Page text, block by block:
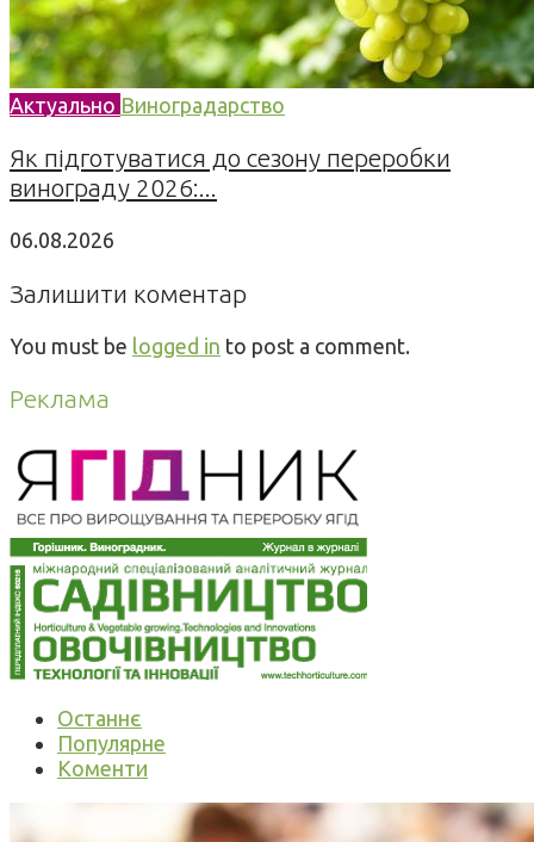
Актуально Виноградарство
Як підготуватися до сезону переробки
винограду 2026:...
06.08.2026
Залишити коментар
You must be logged in to post a comment.
Реклама
Останнє
Популярне
Коменти